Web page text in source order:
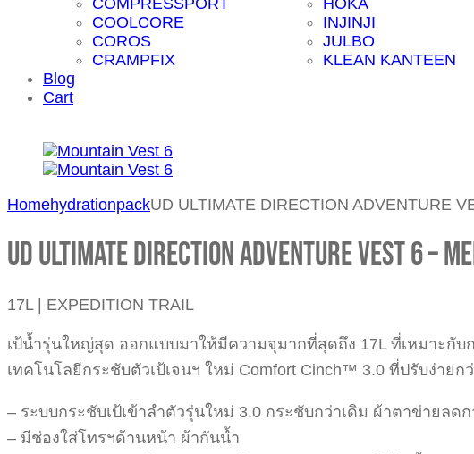
COMPRESSPORT
COOLCORE
COROS
CRAMPFIX
HOKA
INJINJI
JULBO
KLEAN KANTEEN
Blog
Cart
HomehydrationpackUD ULTIMATE DIRECTION ADVENTURE
UD ULTIMATE DIRECTION ADVENTURE VEST 6 –
17L | EXPEDITION TRAIL
เป้น้ำรุ่นใหญ่สุด ออกแบบมาให้มีความจุมากที่สุดถึง 17L ที่เหมาะกับ
เทคโนโลยีกระชับตัวเป้เจนฯ ใหม่ Comfort Cinch™ 3.0 ที่ปรับง่า
– ระบบกระชับเป้เข้าลำตัวรุ่นใหม่ 3.0 กระชับกว่าเดิม ผ้าตาข่ายลดก
– มีช่องใส่โทรฯด้านหน้า ผ้ากันน้ำ